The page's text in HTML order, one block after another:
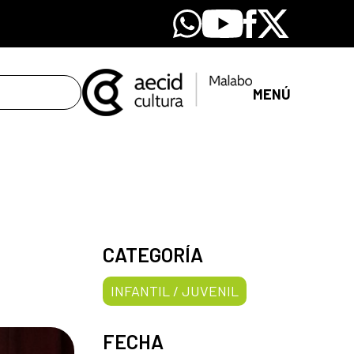
Whatsapp
YoutubeFacebook
X
MENÚ
CATEGORÍA
INFANTIL / JUVENIL
FECHA